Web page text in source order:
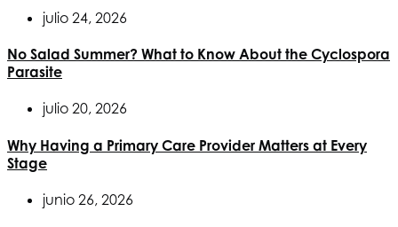
julio 24, 2026
No Salad Summer? What to Know About the Cyclospora
Parasite
julio 20, 2026
Why Having a Primary Care Provider Matters at Every
Stage
junio 26, 2026